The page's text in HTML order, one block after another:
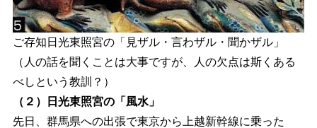
ご存知日光東照宮の「見ザル・言わザル・聞かザル」
（人の話を聞くことは大事ですが、人の欠点は斯くある
べしという教訓？）
（２）日光東照宮の「風水」
先日、群馬県への出張で東京から上越新幹線に乗った